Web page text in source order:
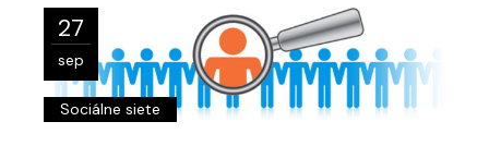
27
sep
Sociálne siete